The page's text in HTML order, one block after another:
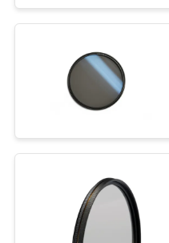
ЦИТАТУ
КАРТА
САЙТА
PRIVACY